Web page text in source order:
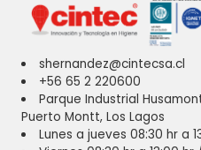
shernandez@cintecsa.cl
+56 65 2 220600
Parque Industrial
Puerto Montt, Los Lagos
Lunes a jueves 08:30 hr a